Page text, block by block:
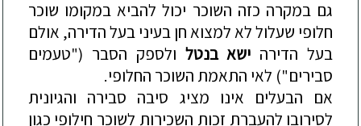
גם במקרה כזה השוכר יכול להביא במקומו שוכר
חלופי שעלול לא למצוא חן בעיני בעל הדירה, אולם
בעל הדירה ישא בנטל ולספק הסבר ("טעמים
סבירים") לאי התאמת השוכר החלופי.
אם הבעלים אינו מציג סיבה סבירה והגיונית
לסירובו להעברת זכות השכירות לשוכר חילופי כגון